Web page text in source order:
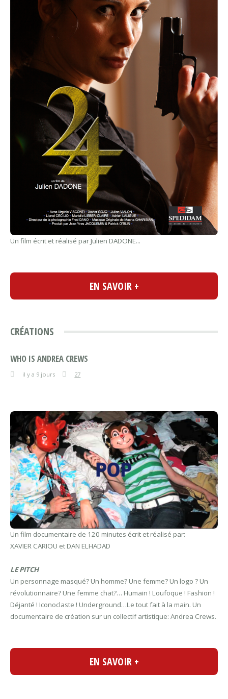
Un film écrit et réalisé par Julien DADONE...
EN SAVOIR +
CRÉATIONS
WHO IS ANDREA CREWS
il y a 9 jours 27
Un film documentaire de 120 minutes écrit et réalisé par:
XAVIER CARIOU et DAN ELHADAD
LE PITCH
Un personnage masqué? Un homme? Une femme? Un logo ? Un
révolutionnaire? Une femme chat?… Humain ! Loufoque ! Fashion !
Déjanté ! Iconoclaste ! Underground…Le tout fait à la main. Un
documentaire de création sur un collectif artistique: Andrea Crews.
EN SAVOIR +